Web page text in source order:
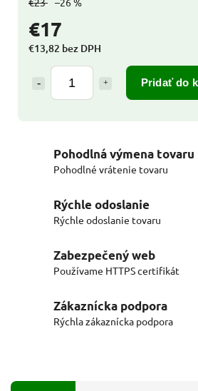
€17
€13,82 bez DPH
Pridať do
Pohodlná výmena tovaru
Pohodlné vrátenie tovaru
Rýchle odoslanie
Rýchle odoslanie tovaru
Zabezpečený web
Používame HTTPS certifikát
Zákaznícka podpora
Rýchla zákaznícka podpora